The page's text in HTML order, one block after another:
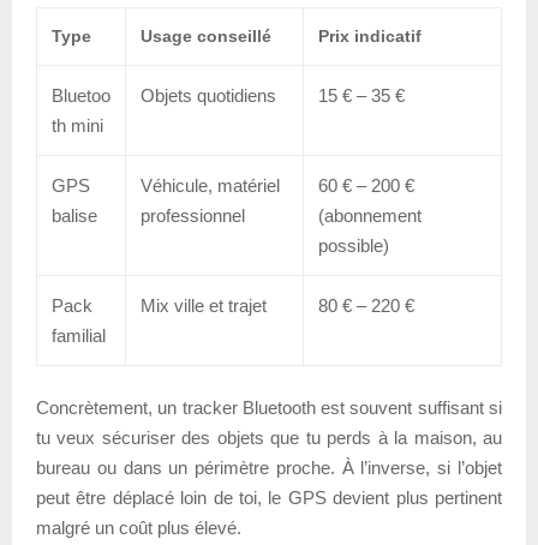
Type Usage conseillé Prix indicatif
Bluetoo
th mini
Objets quotidiens 15 € – 35 €
GPS
balise
Véhicule, matériel
professionnel
60 € – 200 €
(abonnement
possible)
Pack
familial
Mix ville et trajet 80 € – 220 €
Concrètement, un tracker Bluetooth est souvent suffisant si
tu veux sécuriser des objets que tu perds à la maison, au
bureau ou dans un périmètre proche. À l’inverse, si l’objet
peut être déplacé loin de toi, le GPS devient plus pertinent
malgré un coût plus élevé.